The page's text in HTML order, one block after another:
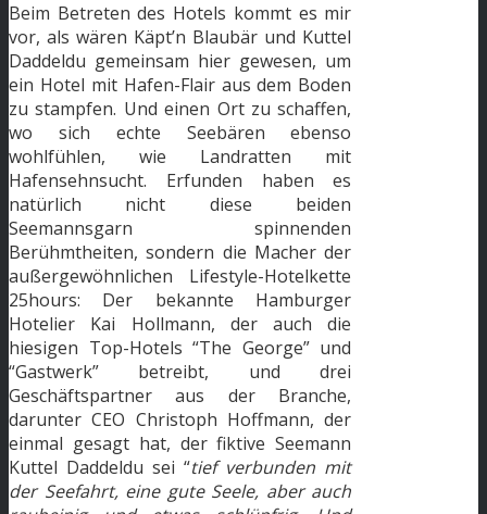
Beim Betreten des Hotels kommt es mir
vor, als wären Käpt’n Blaubär und Kuttel
Daddeldu gemeinsam hier gewesen, um
ein Hotel mit Hafen-Flair aus dem Boden
zu stampfen. Und einen Ort zu schaffen,
wo sich echte Seebären ebenso
wohlfühlen, wie Landratten mit
Hafensehnsucht. Erfunden haben es
natürlich nicht diese beiden
Seemannsgarn spinnenden
Berühmtheiten, sondern die Macher der
außergewöhnlichen Lifestyle-Hotelkette
25hours: Der bekannte Hamburger
Hotelier Kai Hollmann, der auch die
hiesigen Top-Hotels “The George” und
“Gastwerk” betreibt, und drei
Geschäftspartner aus der Branche,
darunter CEO Christoph Hoffmann, der
einmal gesagt hat, der fiktive Seemann
Kuttel Daddeldu sei “tief verbunden mit
der Seefahrt, eine gute Seele, aber auch